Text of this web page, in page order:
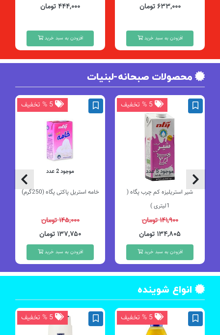
۶۳۳,۰۰۰ تومان
افزودن به سبد خرید
۴۴۴,۰۰۰ تومان
افزودن به سبد خرید
محصولات صبحانه-لبنیات
5 % تخفیف
موجود 5 عدد
شیر استریلیزه کم چرب پگاه (
1لیتری )
۱۴۱,۹۰۰ تومان
۱۳۴,۸۰۵ تومان
افزودن به سبد خرید
5 % تخفیف
موجود 2 عدد
خامه استریل پاکتی پگاه (250گرم)
۱۴۵,۰۰۰ تومان
۱۳۷,۷۵۰ تومان
افزودن به سبد خرید
انواع شوینده
5 % تخفیف 5 % تخفیف